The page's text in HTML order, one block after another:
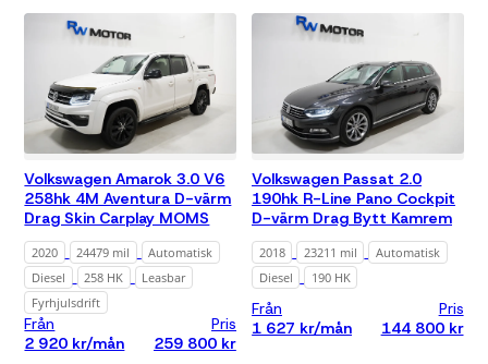
Volkswagen Amarok 3.0 V6
258hk 4M Aventura D-värm
Drag Skin Carplay MOMS
2020 24479 mil
Automatisk
Diesel
258 HK
Leasbar
Fyrhjulsdrift
Från
2 920 kr/mån
Pris
259 800 kr
Volkswagen Passat 2.0
190hk R-Line Pano Cockpit
D-värm Drag Bytt Kamrem
2018 23211 mil
Automatisk
Diesel
190 HK
Från
1 627 kr/mån
Pris
144 800 kr